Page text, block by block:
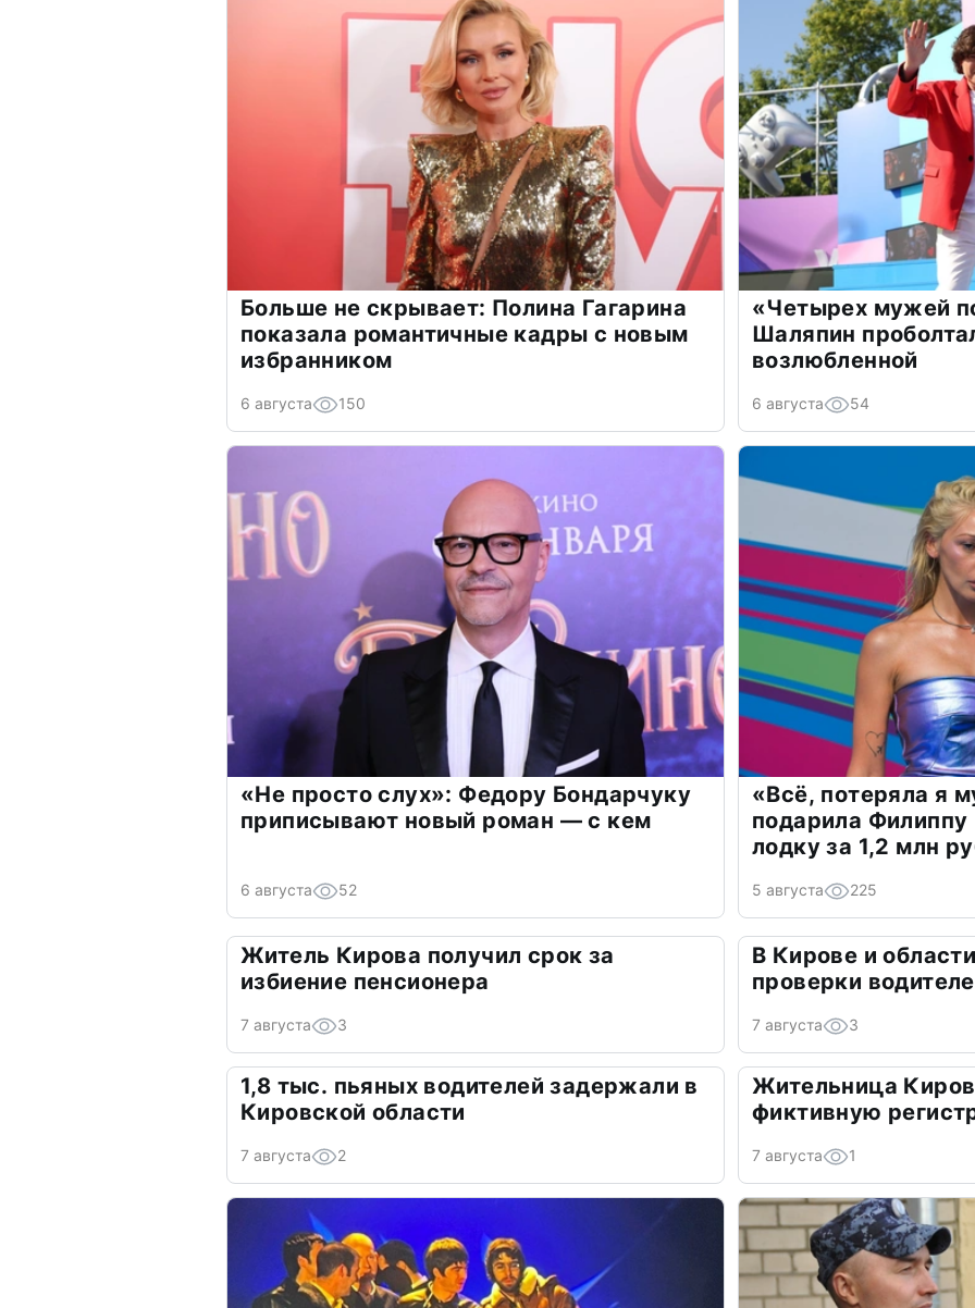
Больше не скрывает: Полина Гагарина
показала романтичные кадры с новым
избранником
6 августа 150
«Четырех мужей
Шаляпин
возлюбленной
6 августа 54
«Не просто слух»: Федору Бондарчуку
приписывают новый роман — с кем
6 августа 52
«Всё, потеряла я
подарила
лодку за 1,2 млн
5 августа 225
Житель Кирова получил срок за
избиение пенсионера
7 августа 3
В Кирове и
проверки
7 августа 3
1,8 тыс. пьяных водителей задержали в
Кировской области
7 августа 2
Жительница
фиктивную
7 августа 1